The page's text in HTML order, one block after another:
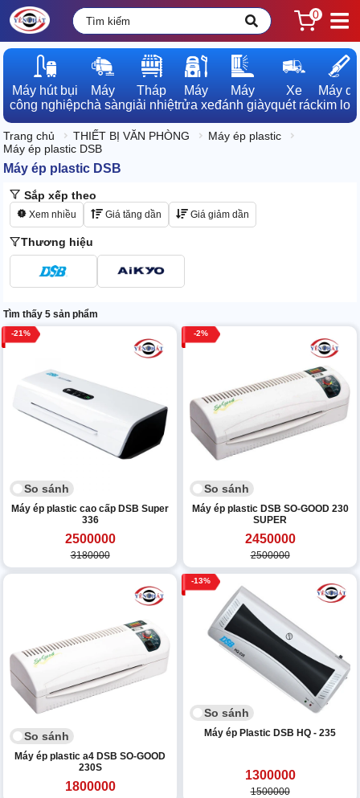
0
Máy hút bụi
công nghiệp
Máy
chà sàn
Tháp
giải nhiệt
Máy
rửa xe
Máy
đánh giày
Xe
quét rác
Máy dò
kim loại
Trang chủ THIẾT BỊ VĂN PHÒNG
Máy ép plastic
Máy ép plastic DSB
Máy ép plastic DSB
Sắp xếp theo
Xem nhiều Giá tăng dần Giá giảm dần
Thương hiệu
Tìm thấy 5 sản phẩm
21
So sánh
Máy ép plastic cao cấp DSB Super
336
2500000
3180000
2
So sánh
Máy ép plastic DSB SO-GOOD 230
SUPER
2450000
2500000
So sánh
Máy ép plastic a4 DSB SO-GOOD
230S
1800000
13
So sánh
Máy ép Plastic DSB HQ - 235
1300000
1500000